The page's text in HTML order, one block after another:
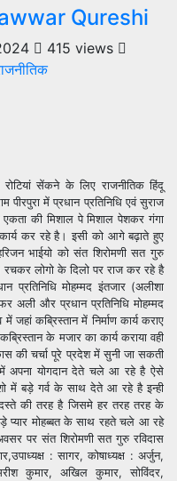
Qureshi
415 views
रोटियां सेंकने के लिए राजनीतिक हिंदू
में प्रधान प्रतिनिधि एवं सुराज
एकता की मिशाल पे मिशाल पेशकर गंगा
कर रहे है। इसी को आगे बढ़ाते हुए
भाईयो को संत शिरोमणी सत गुरु
लोगो के दिलो पर राज कर रहे है
मोहम्मद इंतजार (अलीशा
अली और प्रधान प्रतिनिधि मोहम्मद
जहां कब्रिस्तान में निर्माण कार्य कराए
के मजार का कार्य कराया वही
की चर्चा पूरे प्रदेश में सुनी जा सकती
अपना योगदान देते चले आ रहे है ऐसे
में बड़े गर्व के साथ देते आ रहे है इन्ही
की तरह है जिसमे हर तरह तरह के
प्यार मोहब्बत के साथ रहते चले आ रहे
पर संत शिरोमणी सत गुरु रविदास
: सागर, कोषाध्यक्ष : अर्जुन,
कुमार, अखिल कुमार, सोविंदर,